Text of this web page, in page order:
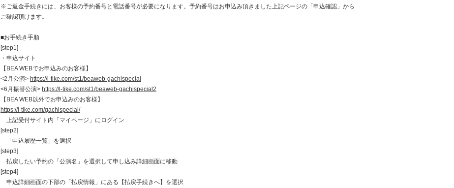
※ご返金手続きには、お客様の予約番号と電話番号が必要になります。予約番号はお申込み頂きました上記ページの「申込確認」から
ご確認頂けます。
■お手続き手順
[step1]
・申込サイト
【BEA WEBでお申込みのお客様】
<2月公演> https://l-tike.com/st1/beaweb-gachispecial
<6月振替公演> https://l-tike.com/st1/beaweb-gachispecial2
【BEA WEB以外でお申込みのお客様】
https://l-tike.com/gachispecial/
上記受付サイト内「マイページ」にログイン
[step2]
「申込履歴一覧」を選択
[step3]
払戻したい予約の「公演名」を選択して申し込み詳細画面に移動
[step4]
申込詳細画面の下部の「払戻情報」にある【払戻手続きへ】を選択